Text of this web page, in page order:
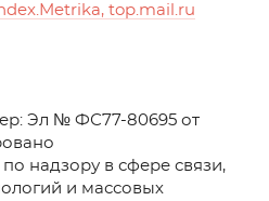
top.mail.ru
Эл № ФС77-80695 от
надзору в сфере связи,
и массовых